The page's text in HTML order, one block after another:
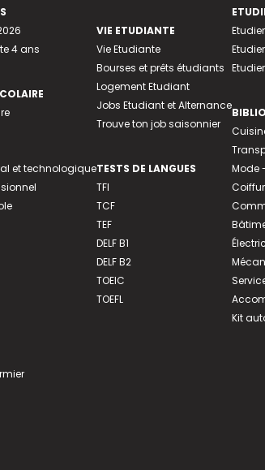
4 ans
et technologique
VIE ETUDIANTE
Vie Etudiante
Bourses et prêts étudiants
Logement Etudiant
Jobs Etudiant et Alternance
Trouve ton job saisonnier
TESTS DE LANGUES
TFI
TCF
TEF
DELF B1
DELF B2
TOEIC
TOEFL
Mode
Kit